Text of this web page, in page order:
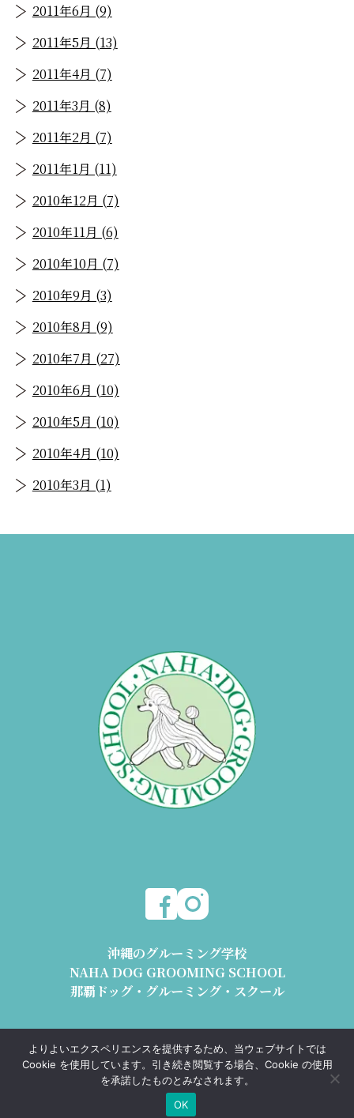
2011年6月 (9)
2011年5月 (13)
2011年4月 (7)
2011年3月 (8)
2011年2月 (7)
2011年1月 (11)
2010年12月 (7)
2010年11月 (6)
2010年10月 (7)
2010年9月 (3)
2010年8月 (9)
2010年7月 (27)
2010年6月 (10)
2010年5月 (10)
2010年4月 (10)
2010年3月 (1)
沖縄のグルーミング学校
NAHA DOG GROOMING SCHOOL
那覇ドッグ・グルーミング・スクール
〒904-2426 沖縄県うるま市与那城平安座8178-2 1階
動物取扱業 沖動保第1193号 沖動販第1193号
TEL.098-989-0668 e-mail : info@ndgs.jp
Copyright © NAHA DOG GROOMING SCHOOL All Rights Reserved.
よりよいエクスペリエンスを提供するため、当ウェブサイトでは
Cookie を使用しています。引き続き閲覧する場合、Cookie の使用
を承諾したものとみなされます。
OK